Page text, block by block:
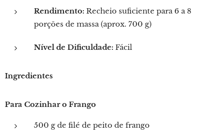
Rendimento: Recheio suficiente para 6 a 8
porções de massa (aprox. 700 g)
Nível de Dificuldade: Fácil
Ingredientes
Para Cozinhar o Frango
500 g de filé de peito de frango